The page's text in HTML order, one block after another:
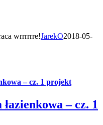
wrrrrrre!JarekO2018-05-
– cz. 1 projekt
– cz. 1